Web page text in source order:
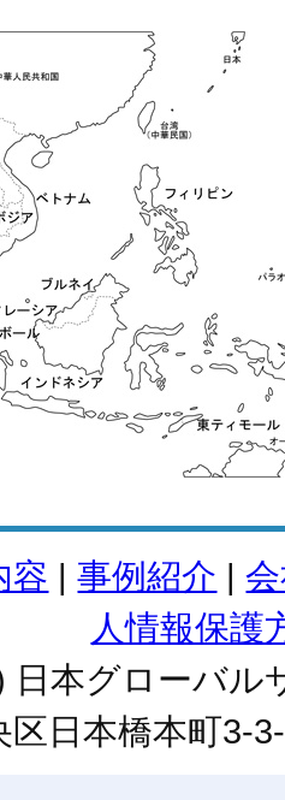
容 |事例紹介 |
人情報保護
日本グローバル
区日本橋本町3-